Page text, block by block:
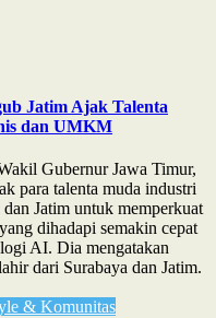
Jatim Ajak Talenta
dan UMKM
Gubernur Jawa Timur,
para talenta muda industri
Jatim untuk memperkuat
dihadapi semakin cepat
AI. Dia mengatakan
dari Surabaya dan Jatim.
& Komunitas